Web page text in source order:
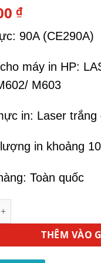
₫
90A (CE290A)
máy in HP:
M603
in: Laser trắng
in khoảng
Toàn quốc
HP 90A (CE390A) -
THÊM VÀO